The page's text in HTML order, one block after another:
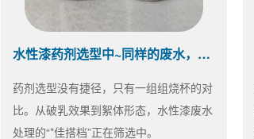
水性漆药剂选型中~同样的废水，不同的效果
药剂选型没有捷径，只有一组组烧杯的对
比。从破乳效果到絮体形态，水性漆废水
处理的“*佳搭档”正在筛选中。